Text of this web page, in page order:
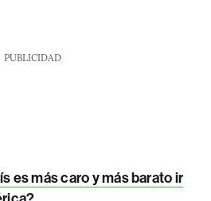
PUBLICIDAD
es más caro y más barato ir